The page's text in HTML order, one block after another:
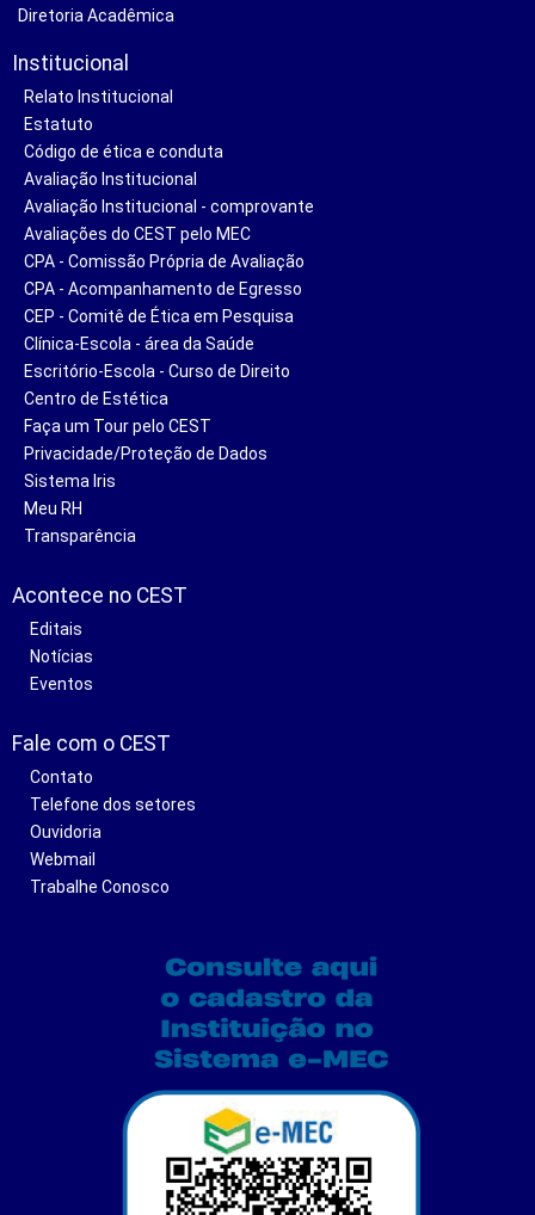
Diretoria Acadêmica
Institucional
Relato Institucional
Estatuto
Código de ética e conduta
Avaliação Institucional
Avaliação Institucional - comprovante
Avaliações do CEST pelo MEC
CPA - Comissão Própria de Avaliação
CPA - Acompanhamento de Egresso
CEP - Comitê de Ética em Pesquisa
Clínica-Escola - área da Saúde
Escritório-Escola - Curso de Direito
Centro de Estética
Faça um Tour pelo CEST
Privacidade/Proteção de Dados
Sistema Iris
Meu RH
Transparência
Acontece no CEST
Editais
Notícias
Eventos
Fale com o CEST
Contato
Telefone dos setores
Ouvidoria
Webmail
Trabalhe Conosco